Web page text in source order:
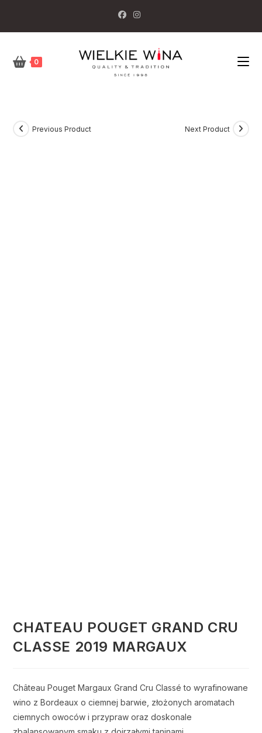
0
Previous Product Next Product
CHATEAU POUGET GRAND CRU
CLASSE 2019 MARGAUX
Château Pouget Margaux Grand Cru Classé to wyrafinowane
wino z Bordeaux o ciemnej barwie, złożonych aromatach
ciemnych owoców i przypraw oraz doskonale